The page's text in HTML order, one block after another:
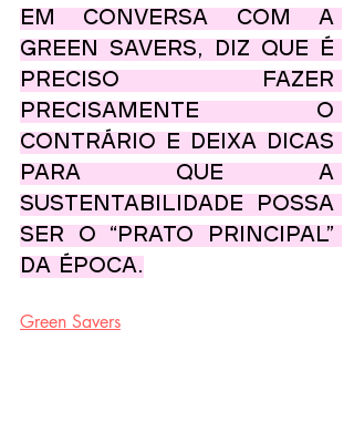
em conversa com a
Green Savers, diz que é
preciso fazer
precisamente o
contrário e deixa dicas
para que a
sustentabilidade possa
ser o “prato principal”
da época.
Green Savers